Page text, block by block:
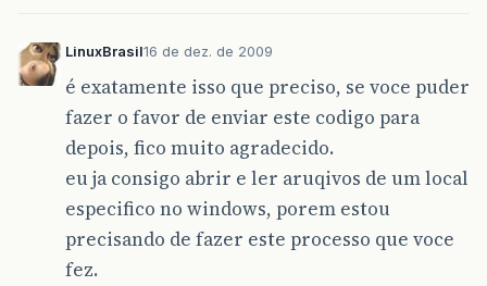
LinuxBrasil16 de dez. de 2009
é exatamente isso que preciso, se voce puder
fazer o favor de enviar este codigo para
depois, fico muito agradecido.
eu ja consigo abrir e ler aruqivos de um local
especifico no windows, porem estou
precisando de fazer este processo que voce
fez.